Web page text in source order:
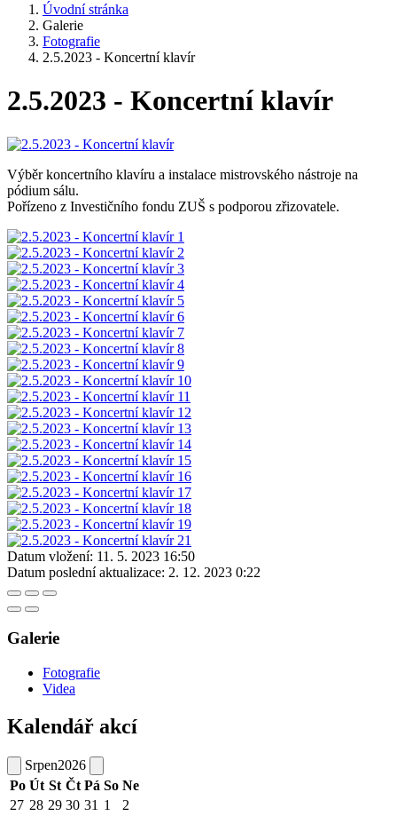
Úvodní stránka
Galerie
Fotografie
2.5.2023 - Koncertní klavír
2.5.2023 - Koncertní klavír
Výběr koncertního klavíru a instalace mistrovského nástroje na
pódium sálu.
Pořízeno z Investičního fondu ZUŠ s podporou zřizovatele.
Datum vložení: 11. 5. 2023 16:50
Datum poslední aktualizace: 2. 12. 2023 0:22
Galerie
Fotografie
Videa
Kalendář akcí
Srpen2026
Po Út St Čt Pá So Ne
27 28 29 30 31 1 2